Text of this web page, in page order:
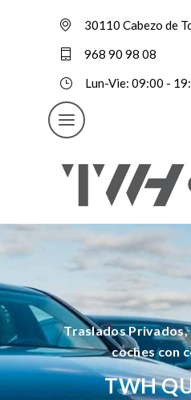
30110 Cabezo de
968 90 98 08
Lun-Vie: 09:00 -
Traslados Privados,
coches con
TWH